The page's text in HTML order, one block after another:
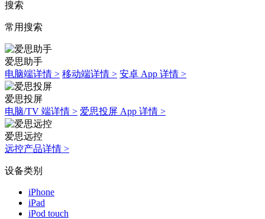
搜索
常用搜索
爱思助手
电脑端详情 > 移动端详情 > 安卓 App 详情 >
爱思投屏
电脑/TV 端详情 > 爱思投屏 App 详情 >
爱思远控
远控产品详情 >
设备类别
iPhone
iPad
iPod touch